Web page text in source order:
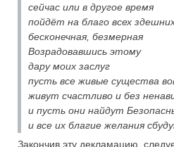
сейчас или в другое время
пойдёт на благо всех
бесконечная, безмерная
Возрадовавшись этому
дару моих заслуг
пусть все живые существа
живут счастливо и без
и пусть они найдут
и все их благие желания
Закончив эту декламацию,